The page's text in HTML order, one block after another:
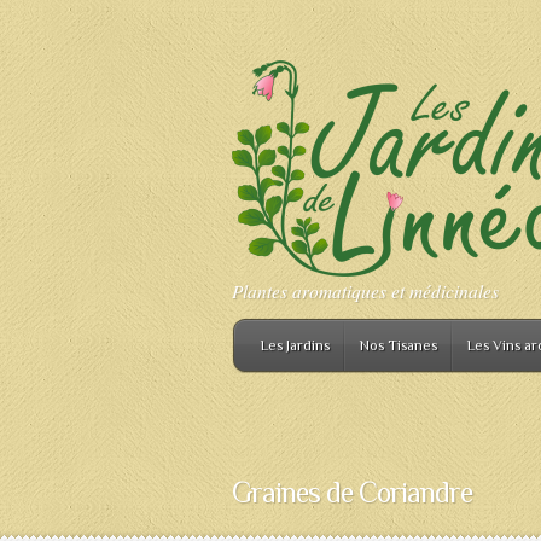
Plantes aromatiques et médicinales
Les Jardins Nos Tisanes Les Vins
Graines de Coriandre